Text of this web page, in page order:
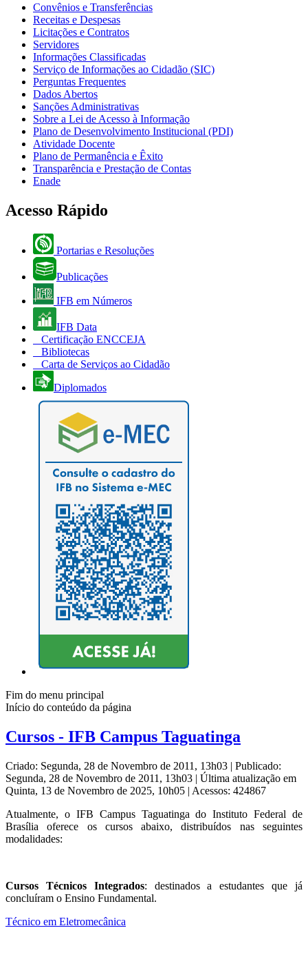
Convênios e Transferências
Receitas e Despesas
Licitações e Contratos
Servidores
Informações Classificadas
Serviço de Informações ao Cidadão (SIC)
Perguntas Frequentes
Dados Abertos
Sanções Administrativas
Sobre a Lei de Acesso à Informação
Plano de Desenvolvimento Institucional (PDI)
Atividade Docente
Plano de Permanência e Êxito
Transparência e Prestação de Contas
Enade
Acesso Rápido
Portarias e Resoluções
Publicações
IFB em Números
IFB Data
Certificação ENCCEJA
Bibliotecas
Carta de Serviços ao Cidadão
Diplomados
Fim do menu principal
Início do conteúdo da página
Cursos - IFB Campus Taguatinga
Criado: Segunda, 28 de Novembro de 2011, 13h03 | Publicado:
Segunda, 28 de Novembro de 2011, 13h03 | Última atualização em
Quinta, 13 de Novembro de 2025, 10h05 | Acessos: 424867
Atualmente, o IFB Campus Taguatinga do Instituto Federal de
Brasília oferece os cursos abaixo, distribuídos nas seguintes
modalidades:
Cursos Técnicos Integrados: destinados a estudantes que já
concluíram o Ensino Fundamental.
Técnico em Eletromecânica